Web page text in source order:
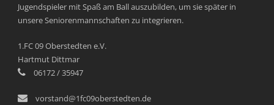
Jugendspieler mit Spaß am Ball auszubilden, um sie später in
unsere Seniorenmannschaften zu integrieren.
1.FC 09 Oberstedten e.V.
Hartmut Dittmar
06172 / 35947
vorstand@1fc09oberstedten.de